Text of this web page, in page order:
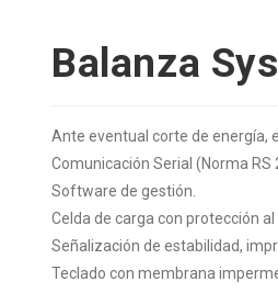
Balanza
Ante eventual corte de energía,
Comunicación Serial (Norma RS
Software de gestión.
Celda de carga con protección al
Señalización de estabilidad,
Teclado con membrana